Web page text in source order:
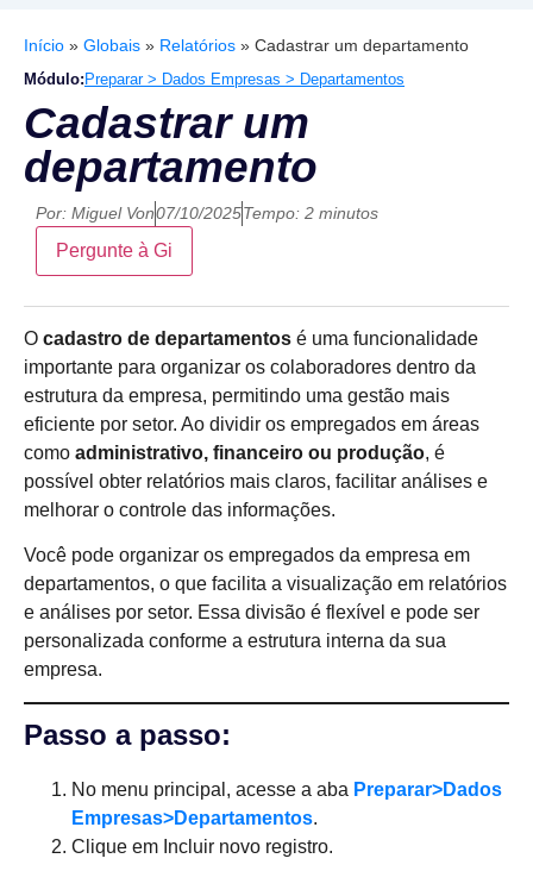
Início » Globais » Relatórios » Cadastrar um departamento
Módulo: Preparar > Dados Empresas > Departamentos
Cadastrar um
departamento
Por: Miguel Von07/10/2025Tempo: 2 minutos
Pergunte à Gi
O cadastro de departamentos é uma funcionalidade
importante para organizar os colaboradores dentro da
estrutura da empresa, permitindo uma gestão mais
eficiente por setor. Ao dividir os empregados em áreas
como administrativo, financeiro ou produção, é
possível obter relatórios mais claros, facilitar análises e
melhorar o controle das informações.
Você pode organizar os empregados da empresa em
departamentos, o que facilita a visualização em relatórios
e análises por setor. Essa divisão é flexível e pode ser
personalizada conforme a estrutura interna da sua
empresa.
Passo a passo:
No menu principal, acesse a aba Preparar>Dados
Empresas>Departamentos.
Clique em Incluir novo registro.